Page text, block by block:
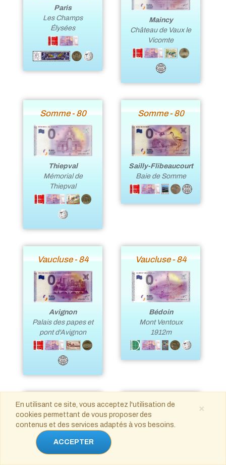
Paris
Les Champs
Élysées
Maincy
Château de Vaux le
Vicomte
Somme - 80
Thiepval
Mémorial de
Thiepval
Somme - 80
Sailly-Flibeaucourt
Baie de Somme
Vaucluse - 84
Avignon
Palais des papes et
pont d'Avignon
Vaucluse - 84
Bédoin
Mont Ventoux
1912m
Vaucluse - 84 Vaucluse - 84 ×
En utilisant ce site, vous acceptez l'utilisation de
cookies permettant de vous proposer des
contenus et des services adaptés à vos besoins.
ACCEPTER